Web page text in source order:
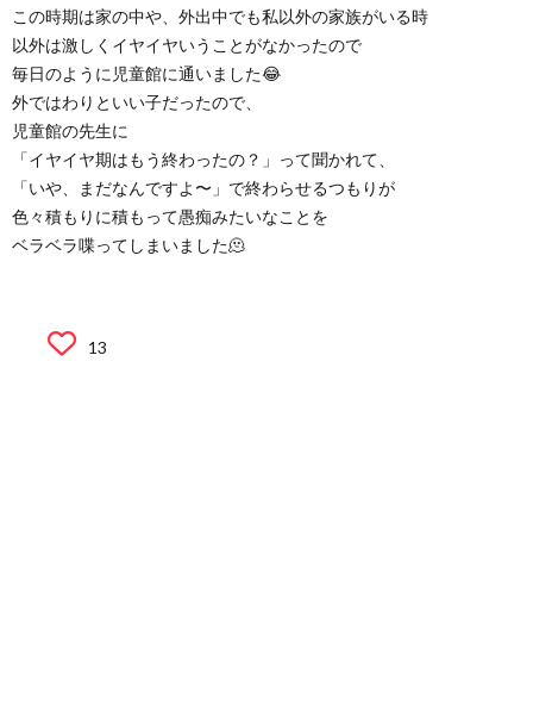
この時期は家の中や、外出中でも私以外の家族がいる時
以外は激しくイヤイヤいうことがなかったので
毎日のように児童館に通いました😂
外ではわりといい子だったので、
児童館の先生に
「イヤイヤ期はもう終わったの？」って聞かれて、
「いや、まだなんですよ〜」で終わらせるつもりが
色々積もりに積もって愚痴みたいなことを
ベラベラ喋ってしまいました🫠
13